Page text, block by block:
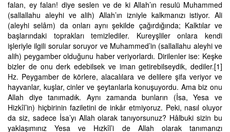
falan, ey falan! diye seslen ve de ki Allah’ın resulü Muhammed
(sallallahu aleyhi ve alih) Allah’ın izniyle kalkmanızı istiyor. Ali
(aleyhi selâm) da onları aynı şekilde çağırdığında; Kalktılar ve
başlarındaki toprakları temizlediler. Kureyşliler onlara kendi
işleriyle ilgili sorular soruyor ve Muhammed’in (sallallahu aleyhi ve
alih) peygamber olduğunu haber veriyorlardı. Dirilenler ise: Keşke
bizler de onu derk edebilsek ve iman getirebilseydik, dediler.[1]
Hz. Peygamber de körlere, alacalılara ve delilere şifa veriyor ve
hayvanlar, kuşlar, cinler ve şeytanlarla konuşuyordu. Ama biz onu
Allah diye tanımadık. Aynı zamanda bunların (İsa, Yesa ve
Hizkîl’in) hiçbirinin faziletini de inkâr etmiyoruz. Peki, nasıl oluyor
da siz, sadece İsa’yı Allah olarak tanıyorsunuz? Hâlbuki sizin bu
yaklaşımınız Yesa ve Hızkîl’i de Allah olarak tanımanızı